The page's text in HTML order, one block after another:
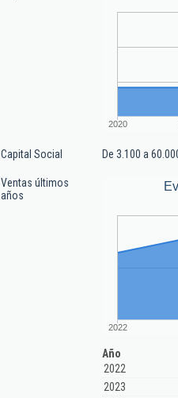
2020
Capital Social De 3.100 a
Ventas últimos
años
2022
Año
2022
2023